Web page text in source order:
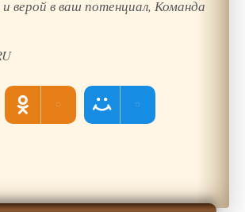
верой в ваш потенциал, Команда